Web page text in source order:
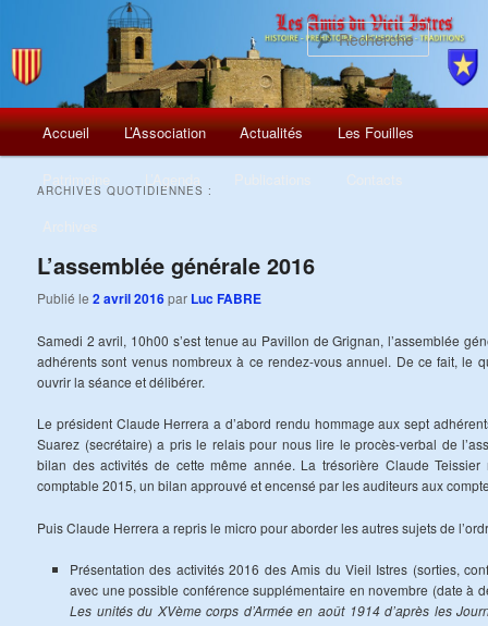
Menu
principal
Aller
Aller
Accueil L’Association Actualités Les Fouilles
ARCHIVES QUOTIDIENNES :
L’assemblée générale 2016
Publié le2 avril 2016par Luc FABRE
Samedi 2 avril, 10h00 s’est tenue au Pavillon de Grignan, l’assemblée
adhérents sont venus nombreux à ce rendez-vous annuel. De ce fait, le
ouvrir la séance et délibérer.
Le président Claude Herrera a d’abord rendu hommage aux sept
Suarez (secrétaire) a pris le relais pour nous lire le procès-verbal de
bilan des activités de cette même année. La trésorière Claude
comptable 2015, un bilan approuvé et encensé par les auditeurs aux
Puis Claude Herrera a repris le micro pour aborder les autres sujets de
Présentation des activités 2016 des Amis du Vieil Istres (sorties,
avec une possible conférence supplémentaire en novembre (date à
Les unités du XVème corps d’Armée en août 1914 d’après les